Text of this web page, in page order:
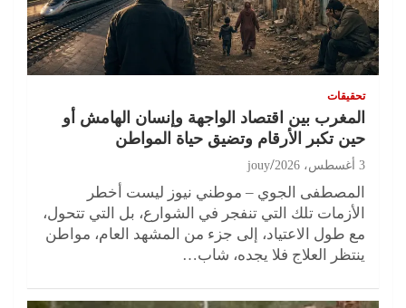
تحقيقات
المغرب بين اقتصاد الواجهة وإنسان الهامش أو
حين تكبر الأرقام وتضيق حياة المواطن
3 أغسطس، 2026 jouy
المصطفى الجوي – موطني نيوز ليست أخطر
الأزمات تلك التي تنفجر في الشوارع، بل التي تتحول،
مع طول الاعتياد، إلى جزء من المشهد العام، مواطن
ينتظر العلاج فلا يجده، شاب…